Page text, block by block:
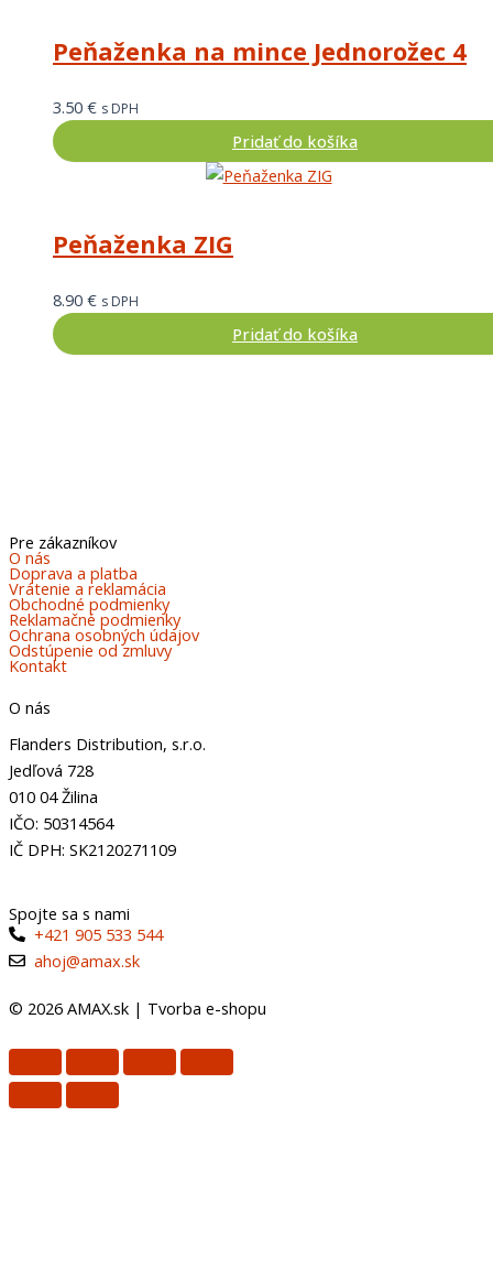
Peňaženka na mince Jednorožec 4
3.50 € s DPH
Pridať do košíka
Peňaženka ZIG
8.90 € s DPH
Pridať do košíka
Pre zákazníkov
O nás
Doprava a platba
Vrátenie a reklamácia
Obchodné podmienky
Reklamačné podmienky
Ochrana osobných údajov
Odstúpenie od zmluvy
Kontakt
O nás
Flanders Distribution, s.r.o.
Jedľová 728
010 04 Žilina
IČO: 50314564
IČ DPH: SK2120271109
Spojte sa s nami
+421 905 533 544
ahoj@amax.sk
© 2026 AMAX.sk | Tvorba e-shopu